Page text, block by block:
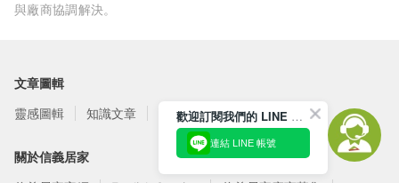
與廠商協調解決。
文章圖輯
靈感圖輯
知識文章 訂閱電子報
關於信義居家
歡迎訂閱我們的 LINE 官方帳號
連結 LINE 帳號